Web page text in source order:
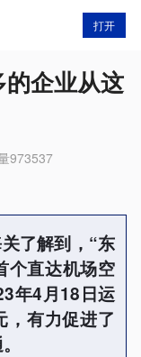
打开
企业从这
973537
了解到，“东
个直达机场空
年4月18日运
，有力促进了